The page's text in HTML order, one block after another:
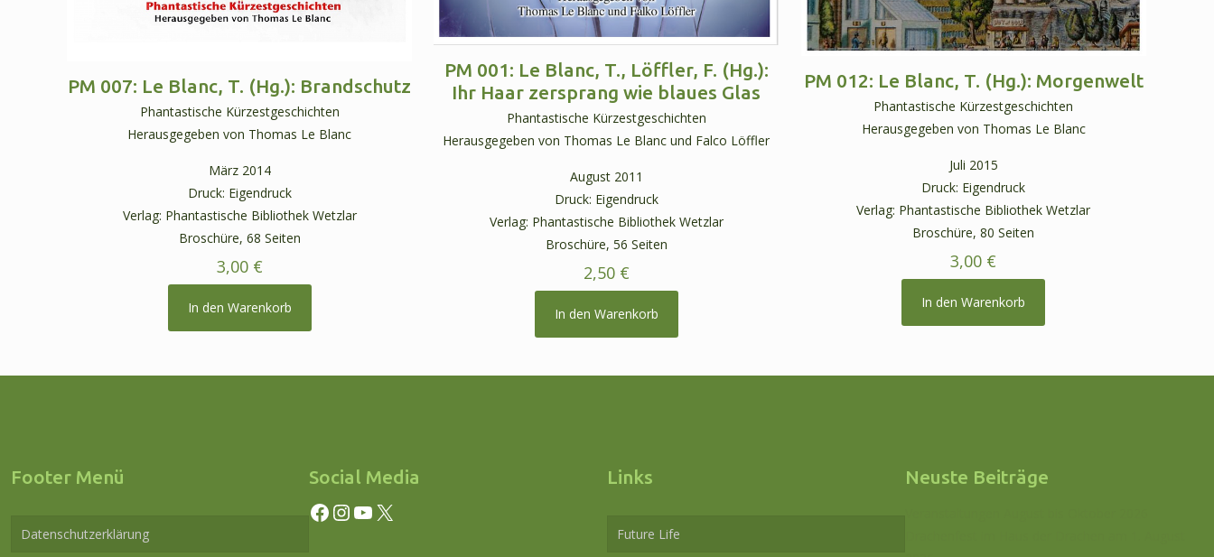
PM 007: Le Blanc, T. (Hg.): Brandschutz
Phantastische Kürzestgeschichten
Herausgegeben von Thomas Le Blanc
März 2014
Druck: Eigendruck
Verlag: Phantastische Bibliothek Wetzlar
Broschüre, 68 Seiten
3,00 €
In den Warenkorb
PM 001: Le Blanc, T., Löffler, F. (Hg.):
Ihr Haar zersprang wie blaues Glas
Phantastische Kürzestgeschichten
Herausgegeben von Thomas Le Blanc und Falco Löffler
August 2011
Druck: Eigendruck
Verlag: Phantastische Bibliothek Wetzlar
Broschüre, 56 Seiten
2,50 €
In den Warenkorb
PM 012: Le Blanc, T. (Hg.): Morgenwelt
Phantastische Kürzestgeschichten
Herausgegeben von Thomas Le Blanc
Juli 2015
Druck: Eigendruck
Verlag: Phantastische Bibliothek Wetzlar
Broschüre, 80 Seiten
3,00 €
In den Warenkorb
Footer Menü
Datenschutzerklärung
Social Media
Facebook InstagramYouTube X
Links
Future Life
Neuste Beiträge